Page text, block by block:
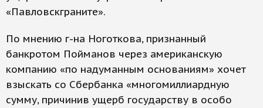
«Павловскграните».
По мнению г-на Ноготкова, признанный
банкротом Пойманов через американскую
компанию «по надуманным основаниям» хочет
взыскать со Сбербанка «многомиллиардную
сумму, причинив ущерб государству в особо